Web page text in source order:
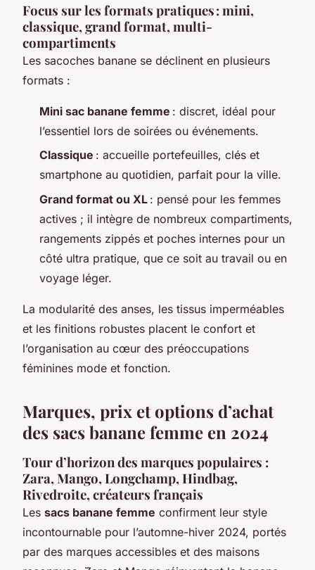
Focus sur les formats pratiques : mini,
classique, grand format, multi-
compartiments
Les sacoches banane se déclinent en plusieurs
formats :
Mini sac banane femme : discret, idéal pour
l’essentiel lors de soirées ou événements.
Classique : accueille portefeuilles, clés et
smartphone au quotidien, parfait pour la ville.
Grand format ou XL : pensé pour les femmes
actives ; il intègre de nombreux compartiments,
rangements zippés et poches internes pour un
côté ultra pratique, que ce soit au travail ou en
voyage léger.
La modularité des anses, les tissus imperméables
et les finitions robustes placent le confort et
l’organisation au cœur des préoccupations
féminines mode et fonction.
Marques, prix et options d’achat
des sacs banane femme en 2024
Tour d’horizon des marques populaires :
Zara, Mango, Longchamp, Hindbag,
Rivedroite, créateurs français
Les sacs banane femme confirment leur style
incontournable pour l’automne-hiver 2024, portés
par des marques accessibles et des maisons